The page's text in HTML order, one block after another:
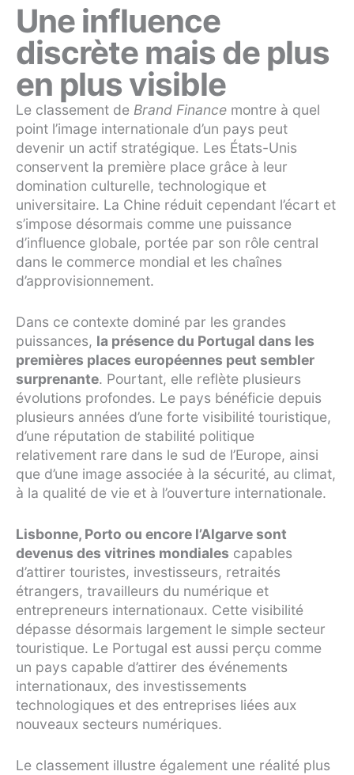
Une influence
discrète mais de plus
en plus visible
Le classement de Brand Finance montre à quel
point l’image internationale d’un pays peut
devenir un actif stratégique. Les États-Unis
conservent la première place grâce à leur
domination culturelle, technologique et
universitaire. La Chine réduit cependant l’écart et
s’impose désormais comme une puissance
d’influence globale, portée par son rôle central
dans le commerce mondial et les chaînes
d’approvisionnement.
Dans ce contexte dominé par les grandes
puissances, la présence du Portugal dans les
premières places européennes peut sembler
surprenante. Pourtant, elle reflète plusieurs
évolutions profondes. Le pays bénéficie depuis
plusieurs années d’une forte visibilité touristique,
d’une réputation de stabilité politique
relativement rare dans le sud de l’Europe, ainsi
que d’une image associée à la sécurité, au climat,
à la qualité de vie et à l’ouverture internationale.
Lisbonne, Porto ou encore l’Algarve sont
devenus des vitrines mondiales capables
d’attirer touristes, investisseurs, retraités
étrangers, travailleurs du numérique et
entrepreneurs internationaux. Cette visibilité
dépasse désormais largement le simple secteur
touristique. Le Portugal est aussi perçu comme
un pays capable d’attirer des événements
internationaux, des investissements
technologiques et des entreprises liées aux
nouveaux secteurs numériques.
Le classement illustre également une réalité plus